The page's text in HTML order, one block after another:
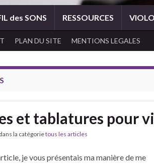
des SONS RESSOURCES
PLAN DU SITE MENTIONS LEGALES
et tablatures pour
dans la catégorietous les articles
je vous présentais ma manière de me